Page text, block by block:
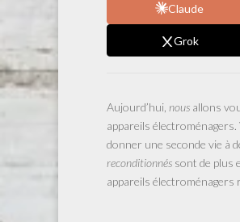
Claude
Grok
Aujourd’hui, nous allons
appareils
donner une seconde vie à
reconditionnés sont de plus
appareils